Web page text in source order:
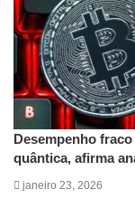
Desempenho
quântica, afirma
janeiro 23, 2026